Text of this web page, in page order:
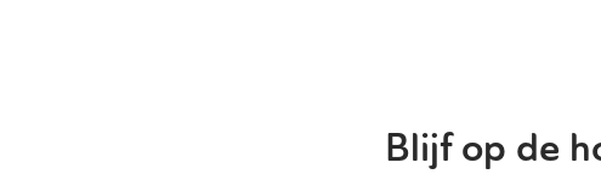
Blijf op de